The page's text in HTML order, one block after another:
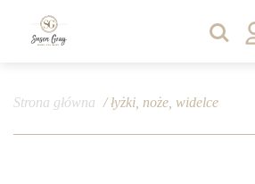
Strona główna / łyżki, noże, widelce